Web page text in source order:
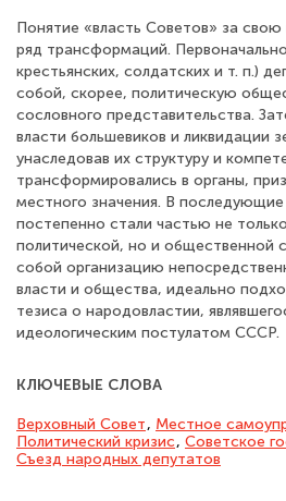
Понятие «власть Советов» за
ряд трансформаций.
крестьянских, солдатских и т. п.)
собой, скорее, политическую
сословного представительства.
власти большевиков и ликвидации
унаследовав их структуру и
трансформировались в органы,
местного значения. В
постепенно стали частью не
политической, но и общественной
собой организацию
власти и общества, идеально
тезиса о народовластии,
идеологическим постулатом СССР.
КЛЮЧЕВЫЕ СЛОВА
Верховный Совет, Местное
Политический кризис, Советское
Съезд народных депутатов